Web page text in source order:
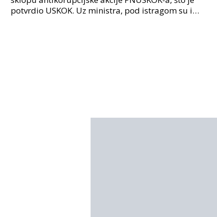
potvrdio USKOK. Uz ministra, pod istragom su i